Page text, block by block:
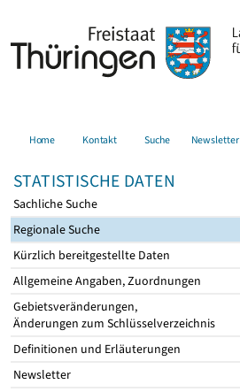
Home Kontakt Suche Newsletter
STATISTISCHE DATEN
Sachliche Suche
Regionale Suche
Kürzlich bereitgestellte Daten
Allgemeine Angaben, Zuordnungen
Gebietsveränderungen,
Änderungen zum Schlüsselverzeichnis
Definitionen und Erläuterungen
Newsletter